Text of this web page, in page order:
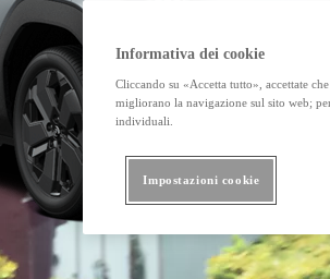
Informativa dei cookie
Cliccando su «Accetta tutto», accettate
migliorano la navigazione sul sito web;
individuali.
Impostazioni cookie